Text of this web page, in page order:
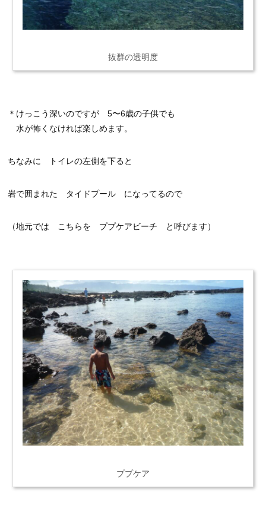
抜群の透明度
＊けっこう深いのですが 5〜6歳の子供でも
水が怖くなければ楽しめます。
ちなみに トイレの左側を下ると
岩で囲まれた タイドプール になってるので
（地元では こちらを ププケアビーチ と呼びます）
ププケア